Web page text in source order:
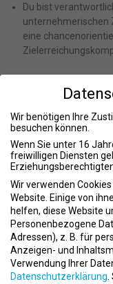
Du bist
unternehmerischen
eine
WAS WIR DIR BIETEN:
Wir verstehen uns als
wirtschaftlich starken
Mehr als ein gutes
Perspektive:
von den
unseres Partners
Work-Life-Balance:
FIT STAR Clubs
Weiterbildung:Die
ein umfangreiches
Wir benötigen Ihre
besuchen können.
Wenn Sie unter 16
freiwilligen Diensten
Wir verwenden
Website. Einige von
helfen, diese Website
Personenbezogene
Adressen), z. B. für
Anzeigen- und
Verwendung Ihrer
Datenschutzerklärung